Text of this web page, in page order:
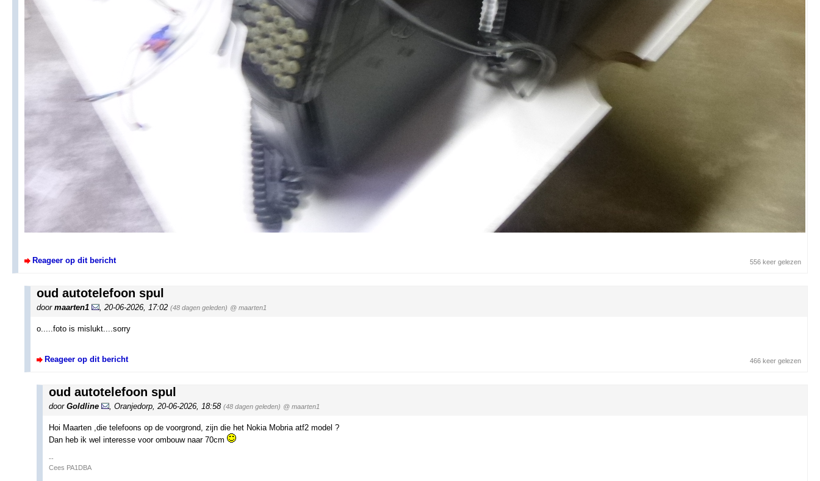
Reageer op dit bericht 556 keer gelezen
oud autotelefoon spul
door maarten1 , 20-06-2026, 17:02 (48 dagen geleden) @ maarten1
o.....foto is mislukt....sorry
Reageer op dit bericht 466 keer gelezen
oud autotelefoon spul
door Goldline , Oranjedorp, 20-06-2026, 18:58 (48 dagen geleden) @ maarten1
Hoi Maarten ,die telefoons op de voorgrond, zijn die het Nokia Mobria atf2 model ?
Dan heb ik wel interesse voor ombouw naar 70cm
--
Cees PA1DBA